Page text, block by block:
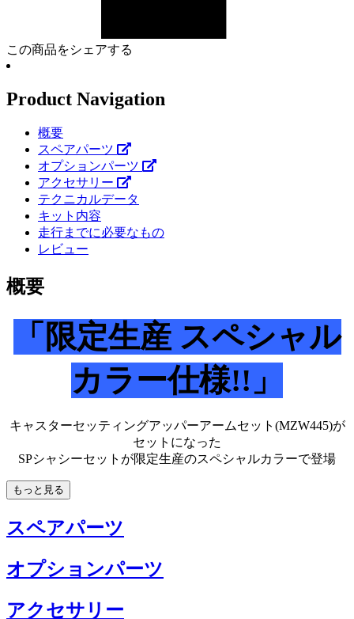
この商品をシェアする
Product Navigation
概要
スペアパーツ
オプションパーツ
アクセサリー
テクニカルデータ
キット内容
走行までに必要なもの
レビュー
概要
「限定生産 スペシャル
カラー仕様!!」
キャスターセッティングアッパーアームセット(MZW445)が
セットになった
SPシャシーセットが限定生産のスペシャルカラーで登場
もっと見る
スペアパーツ
オプションパーツ
アクセサリー